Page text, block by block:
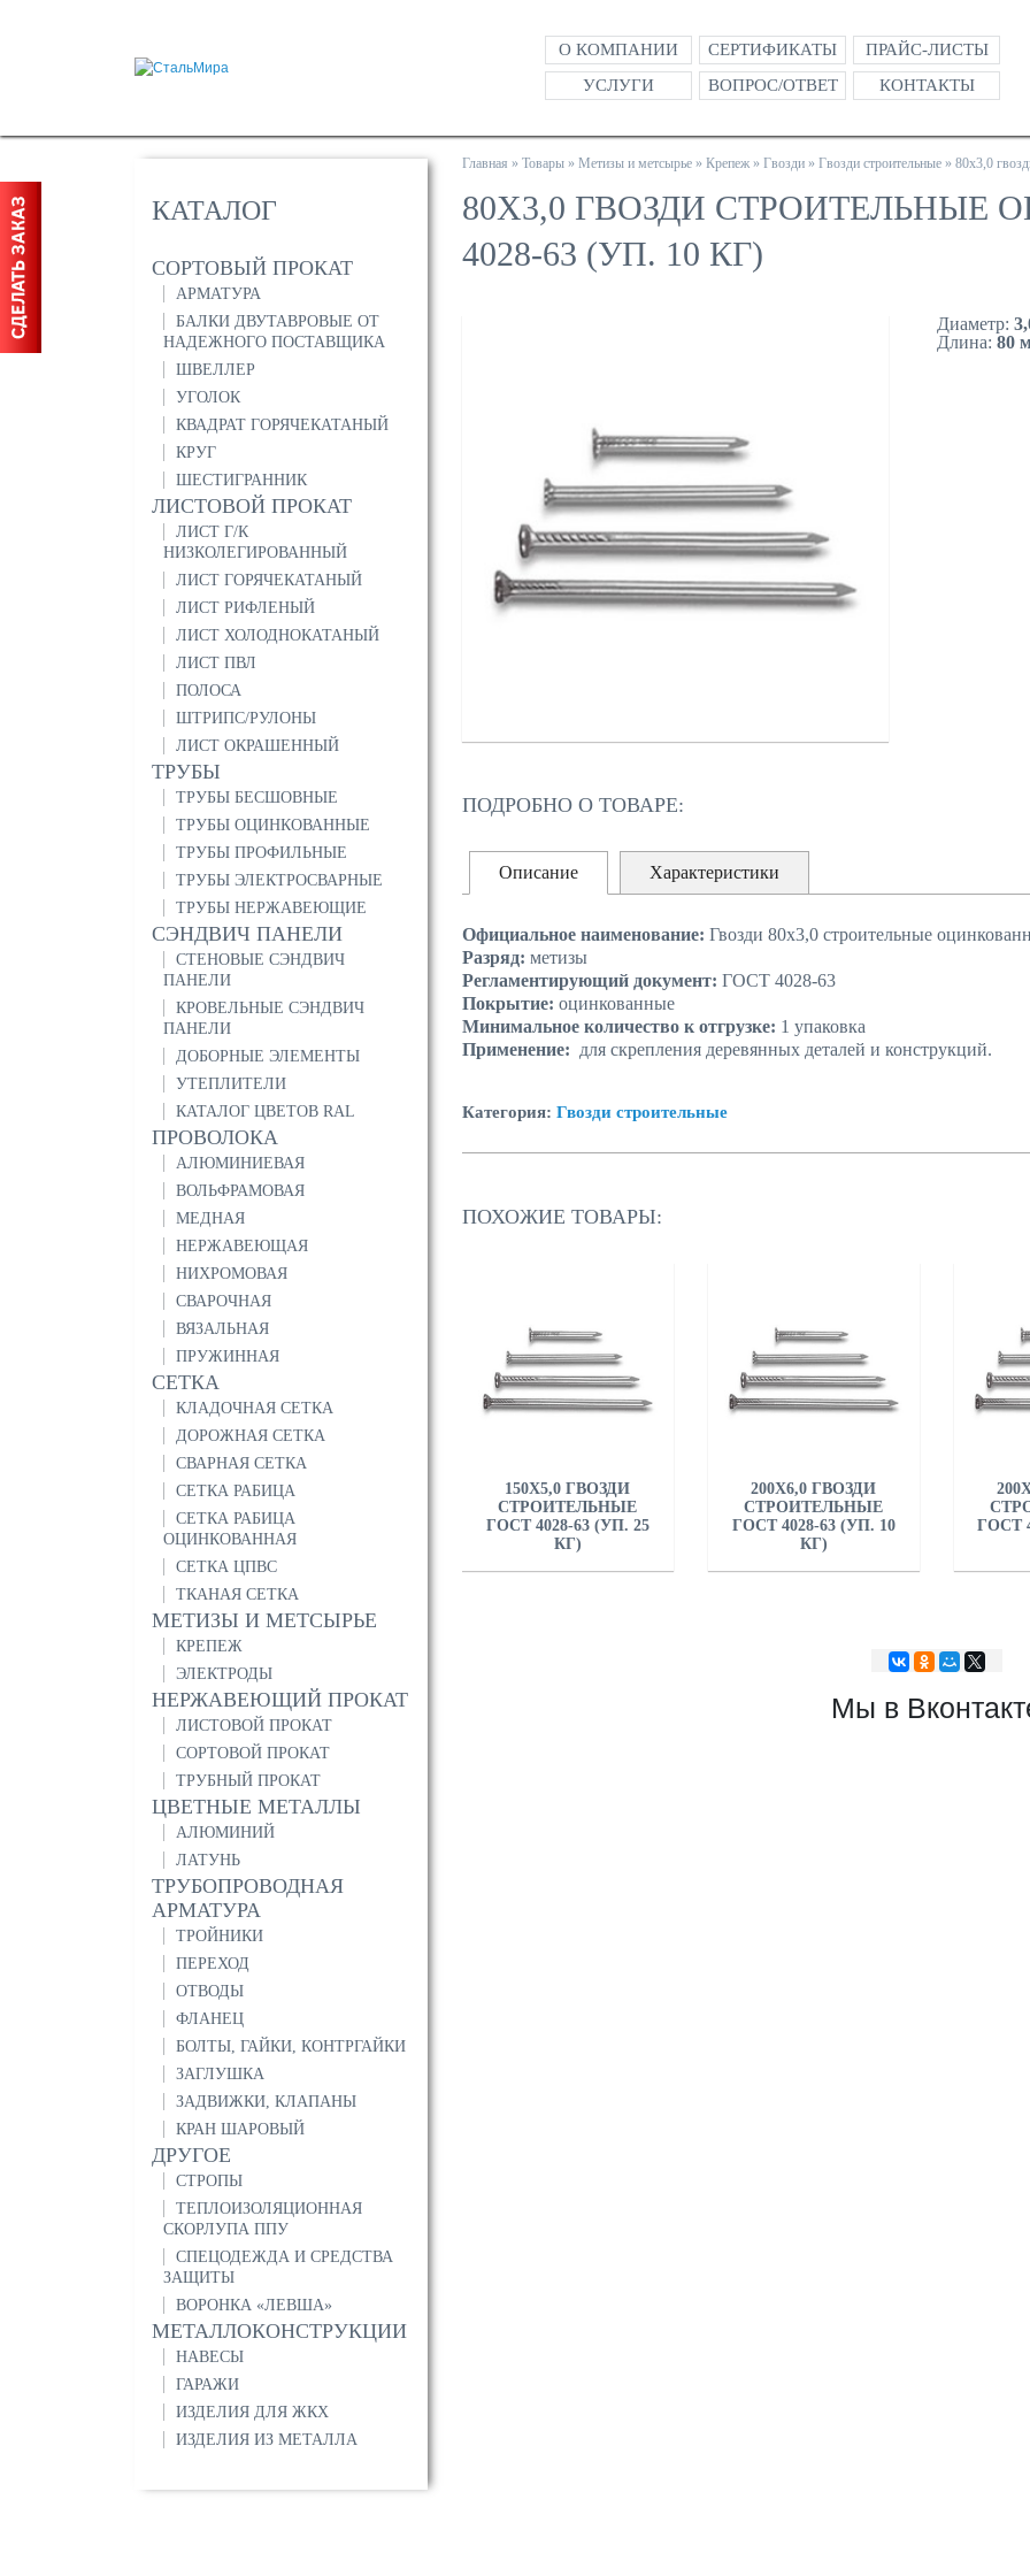
О КОМПАНИИ СЕРТИФИКАТЫ
ПРАЙС-ЛИСТЫ
УСЛУГИ
ВОПРОС/ОТВЕТ КОНТАКТЫ
КАТАЛОГ
СОРТОВЫЙ ПРОКАТ
АРМАТУРА
БАЛКИ ДВУТАВРОВЫЕ ОТ
НАДЕЖНОГО ПОСТАВЩИКА
ШВЕЛЛЕР
УГОЛОК
КВАДРАТ ГОРЯЧЕКАТАНЫЙ
КРУГ
ШЕСТИГРАННИК
ЛИСТОВОЙ ПРОКАТ
ЛИСТ Г/К
НИЗКОЛЕГИРОВАННЫЙ
ЛИСТ ГОРЯЧЕКАТАНЫЙ
ЛИСТ РИФЛЕНЫЙ
ЛИСТ ХОЛОДНОКАТАНЫЙ
ЛИСТ ПВЛ
ПОЛОСА
ШТРИПС/РУЛОНЫ
ЛИСТ ОКРАШЕННЫЙ
ТРУБЫ
ТРУБЫ БЕСШОВНЫЕ
ТРУБЫ ОЦИНКОВАННЫЕ
ТРУБЫ ПРОФИЛЬНЫЕ
ТРУБЫ ЭЛЕКТРОСВАРНЫЕ
ТРУБЫ НЕРЖАВЕЮЩИЕ
СЭНДВИЧ ПАНЕЛИ
СТЕНОВЫЕ СЭНДВИЧ
ПАНЕЛИ
КРОВЕЛЬНЫЕ СЭНДВИЧ
ПАНЕЛИ
ДОБОРНЫЕ ЭЛЕМЕНТЫ
УТЕПЛИТЕЛИ
КАТАЛОГ ЦВЕТОВ RAL
ПРОВОЛОКА
АЛЮМИНИЕВАЯ
ВОЛЬФРАМОВАЯ
МЕДНАЯ
НЕРЖАВЕЮЩАЯ
НИХРОМОВАЯ
СВАРОЧНАЯ
ВЯЗАЛЬНАЯ
ПРУЖИННАЯ
СЕТКА
КЛАДОЧНАЯ СЕТКА
ДОРОЖНАЯ СЕТКА
СВАРНАЯ СЕТКА
СЕТКА РАБИЦА
СЕТКА РАБИЦА
ОЦИНКОВАННАЯ
СЕТКА ЦПВС
ТКАНАЯ СЕТКА
МЕТИЗЫ И МЕТСЫРЬЕ
КРЕПЕЖ
ЭЛЕКТРОДЫ
НЕРЖАВЕЮЩИЙ ПРОКАТ
ЛИСТОВОЙ ПРОКАТ
СОРТОВОЙ ПРОКАТ
ТРУБНЫЙ ПРОКАТ
ЦВЕТНЫЕ МЕТАЛЛЫ
АЛЮМИНИЙ
ЛАТУНЬ
ТРУБОПРОВОДНАЯ
АРМАТУРА
ТРОЙНИКИ
ПЕРЕХОД
ОТВОДЫ
ФЛАНЕЦ
БОЛТЫ, ГАЙКИ, КОНТРГАЙКИ
ЗАГЛУШКА
ЗАДВИЖКИ, КЛАПАНЫ
КРАН ШАРОВЫЙ
ДРУГОЕ
СТРОПЫ
ТЕПЛОИЗОЛЯЦИОННАЯ
СКОРЛУПА ППУ
СПЕЦОДЕЖДА И СРЕДСТВА
ЗАЩИТЫ
ВОРОНКА «ЛЕВША»
МЕТАЛЛОКОНСТРУКЦИИ
НАВЕСЫ
ГАРАЖИ
ИЗДЕЛИЯ ДЛЯ ЖКХ
ИЗДЕЛИЯ ИЗ МЕТАЛЛА
Главная » Товары » Метизы и метсырье » Крепеж » Гвозди » Гвозди строительные » 80х3,0
80Х3,0 ГВОЗДИ СТРОИТЕЛЬНЫЕ
4028-63 (УП. 10 КГ)
Диаметр:
Длина: 80
ПОДРОБНО О ТОВАРЕ:
Описание Характеристики
Официальное наименование: Гвозди 80х3,0 строительные
Разряд: метизы
Регламентирующий документ: ГОСТ 4028-63
Покрытие: оцинкованные
Минимальное количество к отгрузке: 1 упаковка
Применение: для скрепления деревянных деталей и конструкций.
Категория: Гвозди строительные
ПОХОЖИЕ ТОВАРЫ:
150Х5,0 ГВОЗДИ
СТРОИТЕЛЬНЫЕ
ГОСТ 4028-63 (УП. 25
КГ)
200Х6,0 ГВОЗДИ
СТРОИТЕЛЬНЫЕ
ГОСТ 4028-63 (УП. 10
КГ)
ГОСТ
Мы в